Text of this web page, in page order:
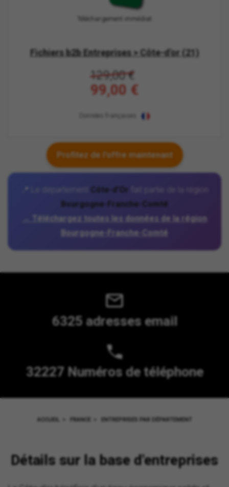
Téléchargement immédiat
Fichiers b2b Entreprises > Côte-d'or (21)
129,00 €
99,00 €
Profitez de l'offre maintenant
📍 Le département Côte-d'Or
Bourgogne-Franche-Comté
→ Téléchargez toutes les données de la région
Bourgogne-Franche-Comté
6325 adresses email
32227 Numéros de téléphone
ACCUEIL FRANCE ENTREPRISES PAR DÉPARTEMENT
Détails sur la base d'entreprises